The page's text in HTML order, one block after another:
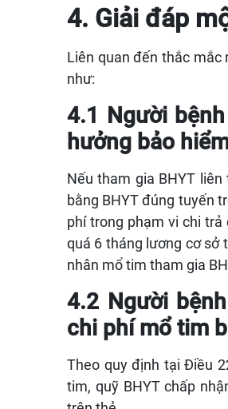
4. Giải đáp
Liên quan đến thắc
như:
4.1 Người
hưởng bảo
Nếu tham gia BHYT
bằng BHYT đúng tuyến
phí trong phạm vi chi trả
quá 6 tháng lương cơ sở
nhân mổ tim tham gia
4.2 Người
chi phí mổ tim
Theo quy định tại Điều
tim, quỹ BHYT chấp